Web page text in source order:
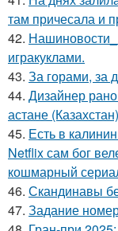
там причесала и
42.
игракуклами.
43. За горами, за
44. Дизайнер
астане
45. Есть в
Netflix сам бог
кошмарный
46. Скандинавы
47. Задание